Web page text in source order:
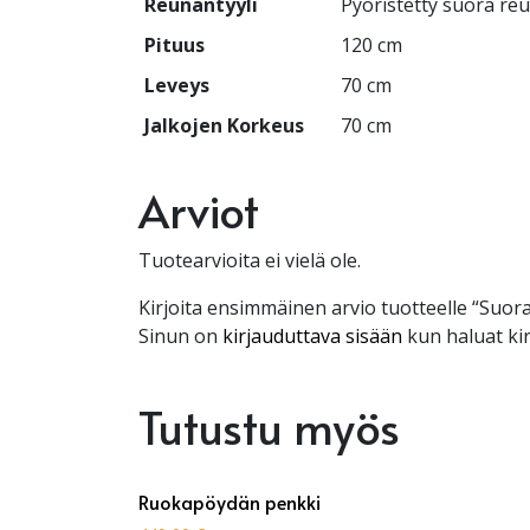
Pituus
120 cm
Leveys
70 cm
Jalkojen Korkeus
70 cm
Arviot
Tuotearvioita ei vielä ole.
Kirjoita ensimmäinen arvio tuotteelle
Sinun on kirjauduttava sisään kun haluat
Tutustu myös
Ruokapöydän penkki